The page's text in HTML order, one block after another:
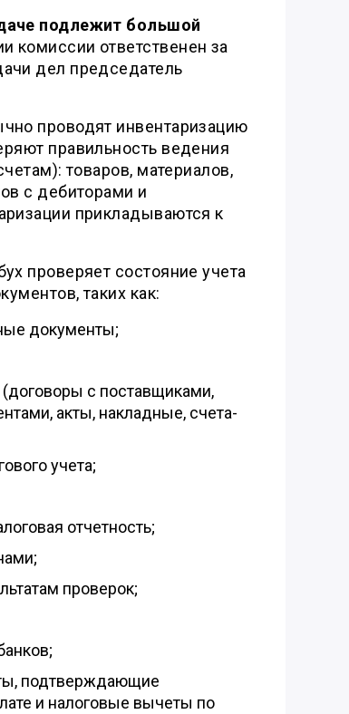
подлежит большой
комиссии ответственен за
дел председатель
проводят инвентаризацию
правильность ведения
товаров, материалов,
с дебиторами и
прикладываются к
проверяет состояние учета
таких как:
документы;
с поставщиками,
акты, накладные, счета-
учета;
отчетность;
проверок;
подтверждающие
и налоговые вычеты по